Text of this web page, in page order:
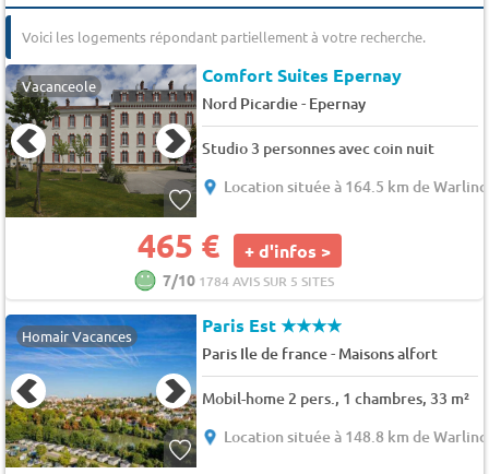
Voici les logements répondant partiellement à votre recherche.
Vacanceole Comfort Suites Epernay
Nord Picardie- Epernay
Studio 3 personnes avec coin nuit
Location située à 164.5 km de
465 € + d'infos >
7/10 1784 AVIS SUR 5 SITES
Homair Vacances Paris Est★★★★
Paris Ile de france- Maisons alfort
Mobil-home 2 pers., 1 chambres, 33 m²
Location située à 148.8 km de